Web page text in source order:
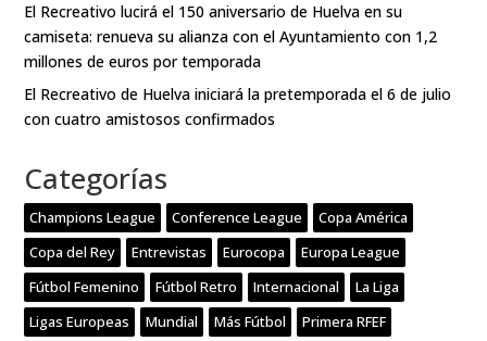
El Recreativo lucirá el 150 aniversario de Huelva en su
camiseta: renueva su alianza con el Ayuntamiento con 1,2
millones de euros por temporada
El Recreativo de Huelva iniciará la pretemporada el 6 de julio
con cuatro amistosos confirmados
Categorías
Champions League Conference League
Copa América
Copa del Rey
Entrevistas Eurocopa
Europa League
Fútbol Femenino
Fútbol Retro Internacional
La Liga
Ligas Europeas
Mundial Más Fútbol
Primera RFEF